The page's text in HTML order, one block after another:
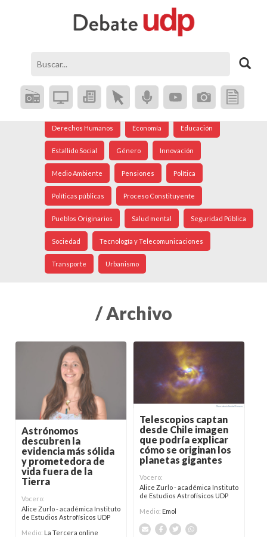
Coronavirus Crisis Social Democracia
Derechos Humanos Economía Educación
Estallido Social Género Innovación
Medio Ambiente Pensiones Política
Políticas públicas Proceso Constituyente
Pueblos Originarios Salud mental Seguridad Pública
Sociedad Tecnología y Telecomunicaciones
Transporte Urbanismo
/ Archivo
Astrónomos
descubren la
evidencia más sólida
y prometedora de
vida fuera de la
Tierra
Vocero:
Alice Zurlo - académica Instituto
de Estudios Astrofísicos UDP
Medio: La Tercera online
Telescopios captan
desde Chile imagen
que podría explicar
cómo se originan los
planetas gigantes
Vocero:
Alice Zurlo - académica Instituto
de Estudios Astrofísicos UDP
Medio: Emol